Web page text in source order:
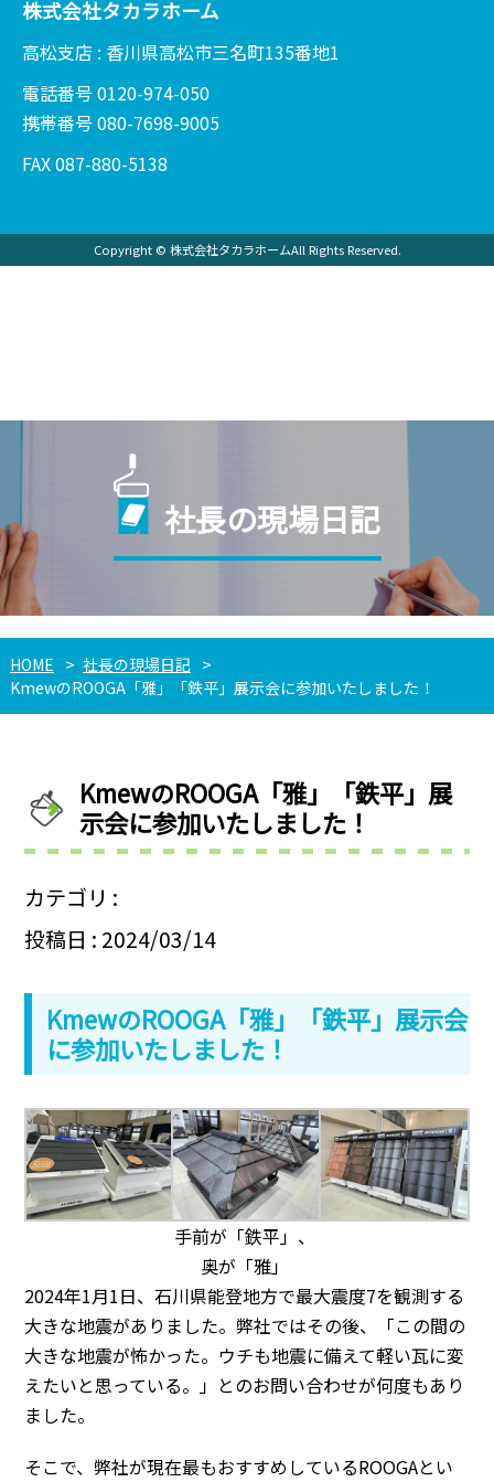
株式会社タカラホーム
高松支店 : 香川県高松市三名町135番地1
電話番号 0120-974-050
携帯番号 080-7698-9005
FAX 087-880-5138
Copyright © 株式会社タカラホームAll Rights Reserved.
社長の現場日記
HOME
社長の現場日記
KmewのROOGA「雅」「鉄平」展示会に参加いたしました！
KmewのROOGA「雅」「鉄平」展
示会に参加いたしました！
カテゴリ :
投稿日 : 2024/03/14
KmewのROOGA「雅」「鉄平」展示会
に参加いたしました！
手前が「鉄平」、
奥が「雅」
2024年1月1日、石川県能登地方で最大震度7を観測する
大きな地震がありました。弊社ではその後、「この間の
大きな地震が怖かった。ウチも地震に備えて軽い瓦に変
えたいと思っている。」とのお問い合わせが何度もあり
ました。
そこで、弊社が現在最もおすすめしているROOGAとい